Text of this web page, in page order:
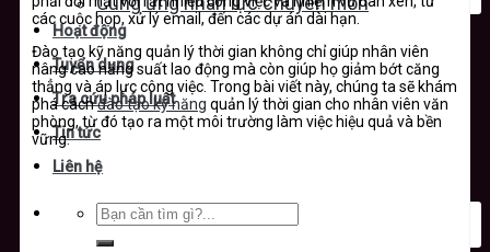
Hoạt động
Tuyển dụng
Tra cứu pháp luật
Tin tức
Liên hệ
các cuộc họp, xử lý email, đến các dự án dài hạn.
Đào tạo kỹ năng quản lý thời gian không chỉ giúp nhân viên
nâng cao năng suất lao động mà còn giúp họ giảm bớt căng
thẳng và áp lực công việc. Trong bài viết này, chúng ta sẽ khám
phá cáchđào tạo kỹ năng quản lý thời gian cho nhân viên văn
phòng, từ đó tạo ra một môi trường làm việc hiệu quả và bền
vững.